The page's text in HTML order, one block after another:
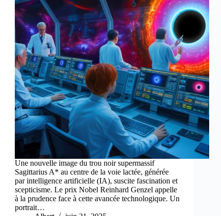
Une nouvelle image du trou noir supermassif
Sagittarius A* au centre de la voie lactée, générée
par intelligence artificielle (IA), suscite fascination et
scepticisme. Le prix Nobel Reinhard Genzel appelle
à la prudence face à cette avancée technologique. Un
portrait…